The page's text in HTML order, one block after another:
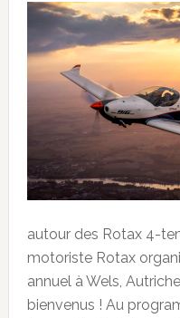
autour des Rotax 4-
motoriste Rotax
annuel à Wels,
bienvenus ! Au